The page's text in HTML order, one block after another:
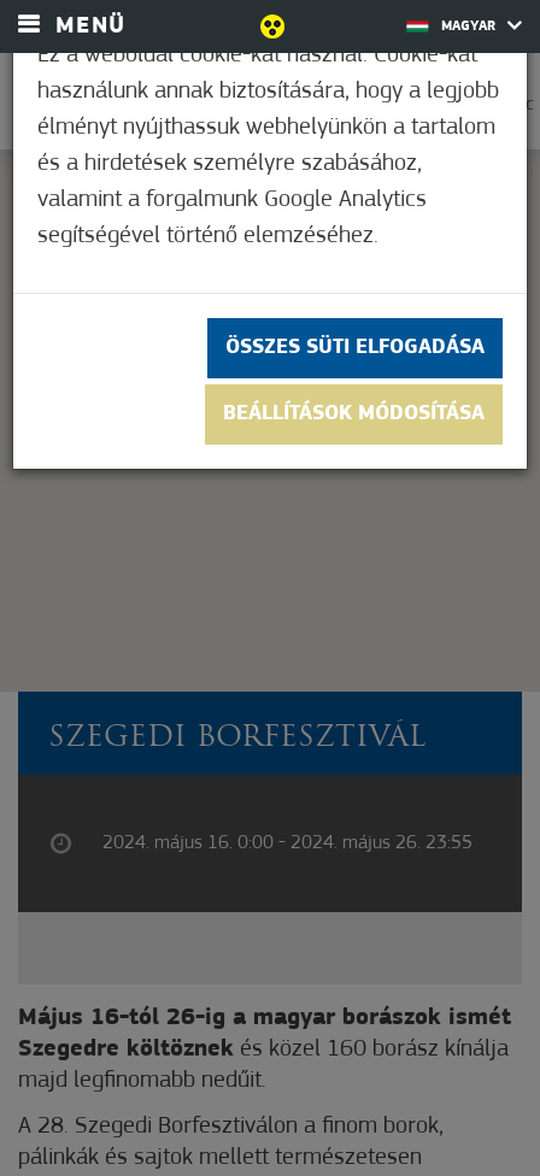
MENÜ MAGYAR
0
33,9°C
This page can't load Google Maps correctly.
Do you own this website? OK
SZEGEDI BORFESZTIVÁL
2024. május 16. 0:00 - 2024. május 26. 23:55
Május 16-tól 26-ig a magyar borászok ismét
Szegedre költöznek és közel 160 borász kínálja
majd legfinomabb nedűit.
A 28. Szegedi Borfesztiválon a finom borok,
pálinkák és sajtok mellett természetesen
Ez a weboldal cookie-kat használ. Cookie-kat
használunk annak biztosítására, hogy a legjobb
élményt nyújthassuk webhelyünkön a tartalom
és a hirdetések személyre szabásához,
valamint a forgalmunk Google Analytics
segítségével történő elemzéséhez.
ÖSSZES SÜTI ELFOGADÁSA
BEÁLLÍTÁSOK MÓDOSÍTÁSA